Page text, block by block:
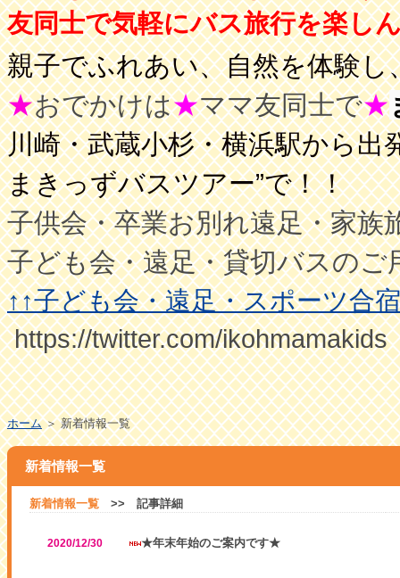
友同士で気軽にバス旅行を楽し
親子でふれあい、自然を体験
★おでかけは★ママ友同士で★
川崎・武蔵小杉・横浜駅から
まきっずバスツアー”で！！
子供会・卒業お別れ遠足・家
子ども会・遠足・貸切バスの
↑↑子ども会・遠足・スポーツ合
https://twitter.com/ikohmamakids
ホーム＞ 新着情報一覧
新着情報一覧
新着情報一覧 >> 記事詳細
2020/12/30 ★年末年始のご案内です★